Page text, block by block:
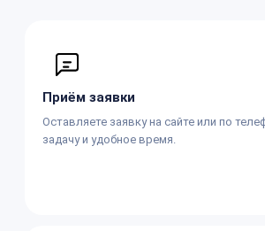
Приём заявки
Оставляете заявку на сайте или по
задачу и удобное время.